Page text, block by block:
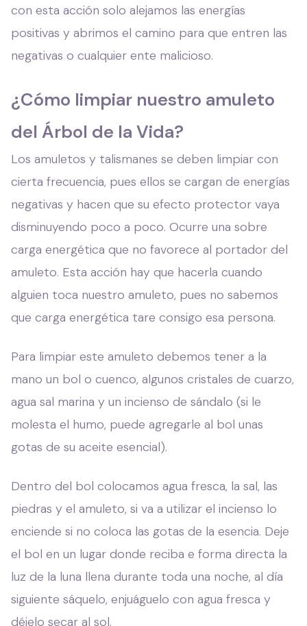
con esta acción solo alejamos las energías
positivas y abrimos el camino para que entren las
negativas o cualquier ente malicioso.
¿Cómo limpiar nuestro amuleto
del Árbol de la Vida?
Los amuletos y talismanes se deben limpiar con
cierta frecuencia, pues ellos se cargan de energías
negativas y hacen que su efecto protector vaya
disminuyendo poco a poco. Ocurre una sobre
carga energética que no favorece al portador del
amuleto. Esta acción hay que hacerla cuando
alguien toca nuestro amuleto, pues no sabemos
que carga energética tare consigo esa persona.
Para limpiar este amuleto debemos tener a la
mano un bol o cuenco, algunos cristales de cuarzo,
agua sal marina y un incienso de sándalo (si le
molesta el humo, puede agregarle al bol unas
gotas de su aceite esencial).
Dentro del bol colocamos agua fresca, la sal, las
piedras y el amuleto, si va a utilizar el incienso lo
enciende si no coloca las gotas de la esencia. Deje
el bol en un lugar donde reciba e forma directa la
luz de la luna llena durante toda una noche, al día
siguiente sáquelo, enjuáguelo con agua fresca y
déjelo secar al sol.